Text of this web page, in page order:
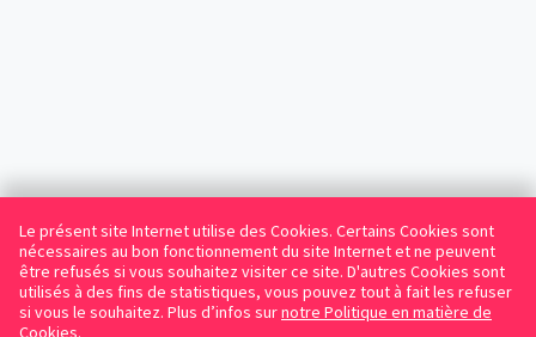
Le présent site Internet utilise des Cookies. Certains Cookies sont
nécessaires au bon fonctionnement du site Internet et ne peuvent
être refusés si vous souhaitez visiter ce site. D'autres Cookies sont
utilisés à des fins de statistiques, vous pouvez tout à fait les refuser
si vous le souhaitez. Plus d’infos surnotre Politique en matière de
Cookies.